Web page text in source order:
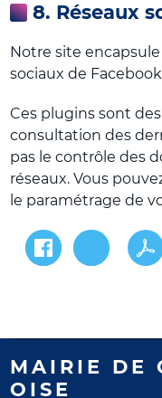
8. Réseaux
Notre site
sociaux de
Ces plugins sont
consultation des
pas le contrôle des
réseaux. Vous
le paramétrage de
MAIRIE DE
OISE